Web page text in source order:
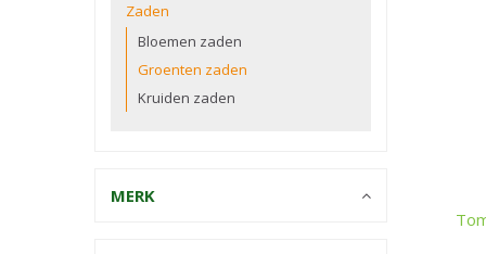
Zaden
Bloemen zaden
Groenten zaden
Kruiden zaden
MERK